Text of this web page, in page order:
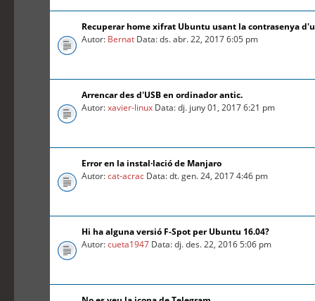
Recuperar home xifrat Ubuntu usant la contrasenya
Autor: Bernat Data: ds. abr. 22, 2017 6:05 pm
Arrencar des d'USB en ordinador antic.
Autor:xavier-linux Data: dj. juny 01, 2017 6:21 pm
Error en la instal·lació de Manjaro
Autor:cat-acrac Data: dt. gen. 24, 2017 4:46 pm
Hi ha alguna versió F-Spot per Ubuntu 16.04?
Autor:cueta1947 Data: dj. des. 22, 2016 5:06 pm